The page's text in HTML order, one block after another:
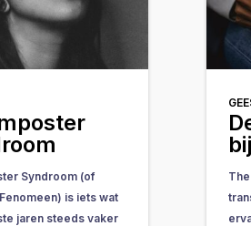
Syndroom (of
is iets wat
jaren steeds vaker